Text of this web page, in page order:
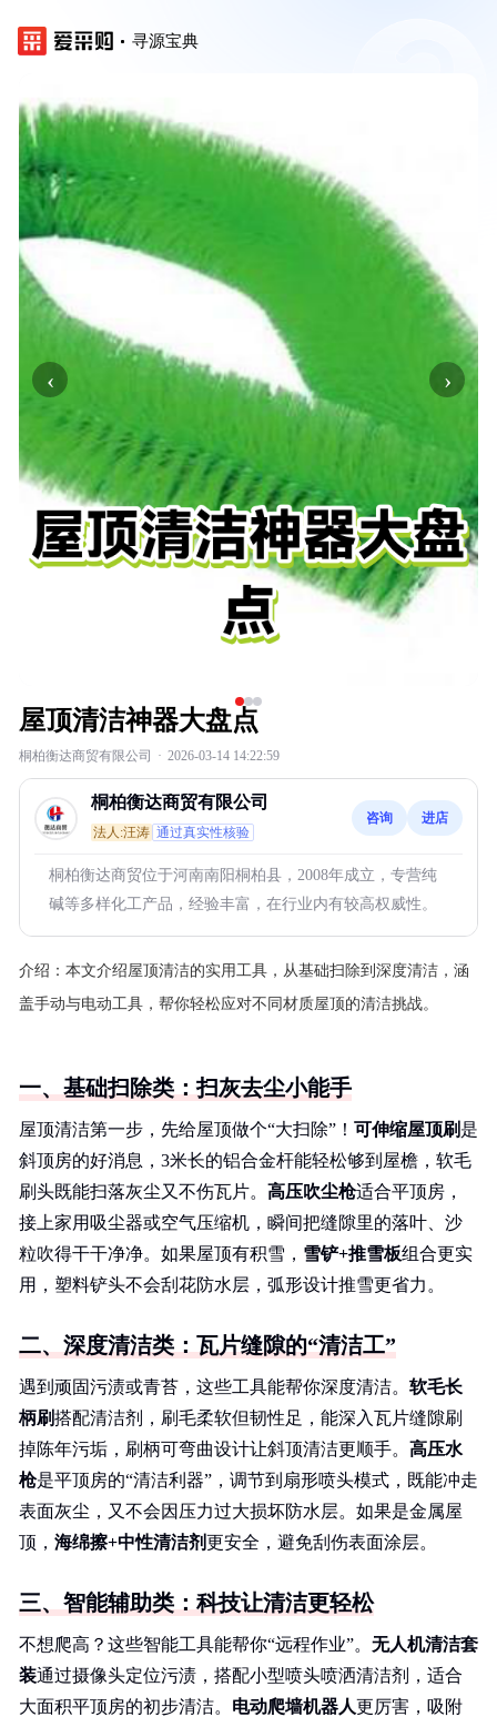
寻源宝典
‹ ›
屋顶清洁神器大盘点
桐柏衡达商贸有限公司 · 2026-03-14 14:22:59
桐柏衡达商贸有限公司
法人:汪涛 通过真实性核验
咨询 进店
桐柏衡达商贸位于河南南阳桐柏县，2008年成立，专营纯
碱等多样化工产品，经验丰富，在行业内有较高权威性。
介绍： 本文介绍屋顶清洁的实用工具，从基础扫除到深度清洁，涵
盖手动与电动工具，帮你轻松应对不同材质屋顶的清洁挑战。
一、基础扫除类：扫灰去尘小能手
屋顶清洁第一步，先给屋顶做个“大扫除”！ 可伸缩屋顶刷 是
斜顶房的好消息，3米长的铝合金杆能轻松够到屋檐，软毛
刷头既能扫落灰尘又不伤瓦片。 高压吹尘枪适合平顶房，
接上家用吸尘器或空气压缩机，瞬间把缝隙里的落叶、沙
粒吹得干干净净。如果屋顶有积雪， 雪铲+推雪板组合更实
用，塑料铲头不会刮花防水层，弧形设计推雪更省力。
二、深度清洁类：瓦片缝隙的“清洁工”
遇到顽固污渍或青苔，这些工具能帮你深度清洁。 软毛长
柄刷搭配清洁剂，刷毛柔软但韧性足，能深入瓦片缝隙刷
掉陈年污垢，刷柄可弯曲设计让斜顶清洁更顺手。 高压水
枪是平顶房的“清洁利器”，调节到扇形喷头模式，既能冲走
表面灰尘，又不会因压力过大损坏防水层。如果是金属屋
顶， 海绵擦+中性清洁剂更安全，避免刮伤表面涂层。
三、智能辅助类：科技让清洁更轻松
不想爬高？这些智能工具能帮你“远程作业”。 无人机清洁套
装通过摄像头定位污渍，搭配小型喷头喷洒清洁剂，适合
大面积平顶房的初步清洁。 电动爬墙机器人更厉害，吸附